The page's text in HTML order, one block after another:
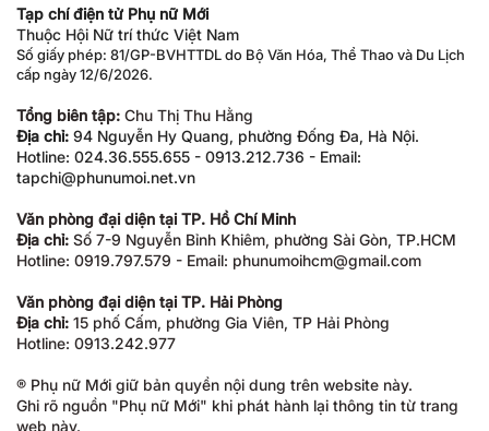
Tạp chí điện tử Phụ nữ Mới
Thuộc Hội Nữ trí thức Việt Nam
Số giấy phép: 81/GP-BVHTTDL do Bộ Văn Hóa, Thể Thao và Du Lịch
cấp ngày 12/6/2026.
Tổng biên tập: Chu Thị Thu Hằng
Địa chỉ: 94 Nguyễn Hy Quang, phường Đống Đa, Hà Nội.
Hotline: 024.36.555.655 - 0913.212.736 - Email:
tapchi@phunumoi.net.vn
Văn phòng đại diện tại TP. Hồ Chí Minh
Địa chỉ: Số 7-9 Nguyễn Bỉnh Khiêm, phường Sài Gòn, TP.HCM
Hotline: 0919.797.579 - Email: phunumoihcm@gmail.com
Văn phòng đại diện tại TP. Hải Phòng
Địa chỉ: 15 phố Cấm, phường Gia Viên, TP Hải Phòng
Hotline: 0913.242.977
® Phụ nữ Mới giữ bản quyền nội dung trên website này.
Ghi rõ nguồn "Phụ nữ Mới" khi phát hành lại thông tin từ trang
web này.